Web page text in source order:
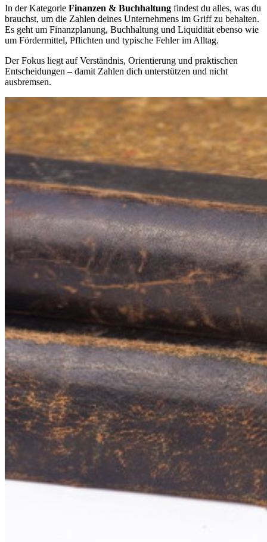
In der Kategorie Finanzen & Buchhaltung findest du alles, was du
brauchst, um die Zahlen deines Unternehmens im Griff zu behalten.
Es geht um Finanzplanung, Buchhaltung und Liquidität ebenso wie
um Fördermittel, Pflichten und typische Fehler im Alltag.
Der Fokus liegt auf Verständnis, Orientierung und praktischen
Entscheidungen – damit Zahlen dich unterstützen und nicht
ausbremsen.